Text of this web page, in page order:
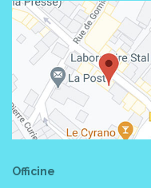
Officine